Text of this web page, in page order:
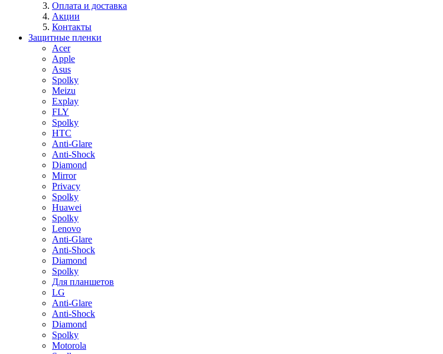
Оплата и доставка
Акции
Контакты
Защитные пленки
Acer
Apple
Asus
Spolky
Meizu
Explay
FLY
Spolky
HTC
Anti-Glare
Anti-Shock
Diamond
Mirror
Privacy
Spolky
Huawei
Spolky
Lenovo
Anti-Glare
Anti-Shock
Diamond
Spolky
Для планшетов
LG
Anti-Glare
Anti-Shock
Diamond
Spolky
Motorola